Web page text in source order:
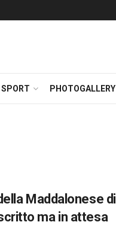
PHOTOGALLERY
Maddalonese di
ma in attesa